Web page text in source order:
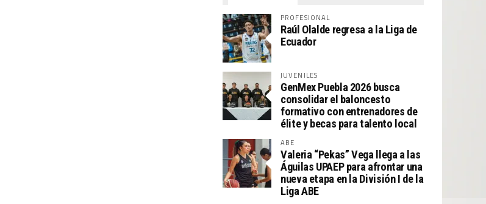
PROFESIONAL
Raúl Olalde regresa a la Liga de
Ecuador
JUVENILES
GenMex Puebla 2026 busca
consolidar el baloncesto
formativo con entrenadores de
élite y becas para talento local
ABE
Valeria “Pekas” Vega llega a las
Águilas UPAEP para afrontar una
nueva etapa en la División I de la
Liga ABE